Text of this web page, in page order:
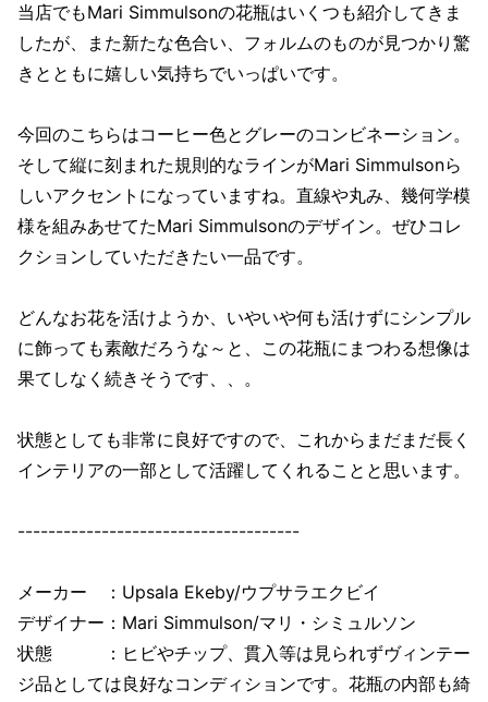
当店でもMari Simmulsonの花瓶はいくつも紹介してきま
したが、また新たな色合い、フォルムのものが見つかり驚
きとともに嬉しい気持ちでいっぱいです。
今回のこちらはコーヒー色とグレーのコンビネーション。
そして縦に刻まれた規則的なラインがMari Simmulsonら
しいアクセントになっていますね。直線や丸み、幾何学模
様を組みあせてたMari Simmulsonのデザイン。ぜひコレ
クションしていただきたい一品です。
どんなお花を活けようか、いやいや何も活けずにシンプル
に飾っても素敵だろうな～と、この花瓶にまつわる想像は
果てしなく続きそうです、、。
状態としても非常に良好ですので、これからまだまだ長く
インテリアの一部として活躍してくれることと思います。
-------------------------------------
メーカー ：Upsala Ekeby/ウプサラエクビイ
デザイナー：Mari Simmulson/マリ・シミュルソン
状態 ：ヒビやチップ、貫入等は見られずヴィンテー
ジ品としては良好なコンディションです。花瓶の内部も綺